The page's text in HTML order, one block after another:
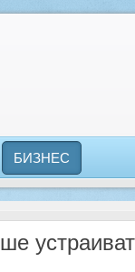
БИЗНЕС